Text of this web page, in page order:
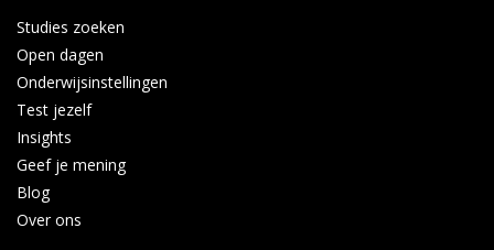
Studies zoeken
Open dagen
Onderwijsinstellingen
Test jezelf
Insights
Geef je mening
Blog
Over ons